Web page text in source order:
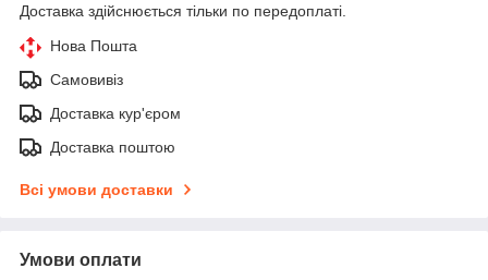
Доставка здійснюється тільки по передоплаті.
Нова Пошта
Самовивіз
Доставка кур'єром
Доставка поштою
Всі умови доставки
Умови оплати